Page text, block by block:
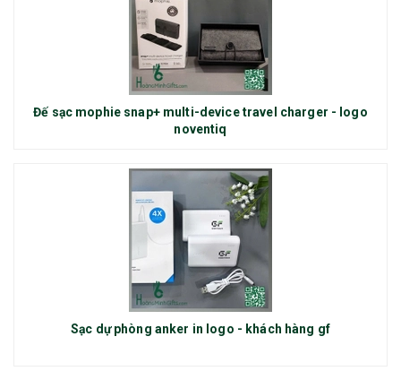
Đế sạc mophie snap+ multi-device travel charger - logo
noventiq
Sạc dự phòng anker in logo - khách hàng gf